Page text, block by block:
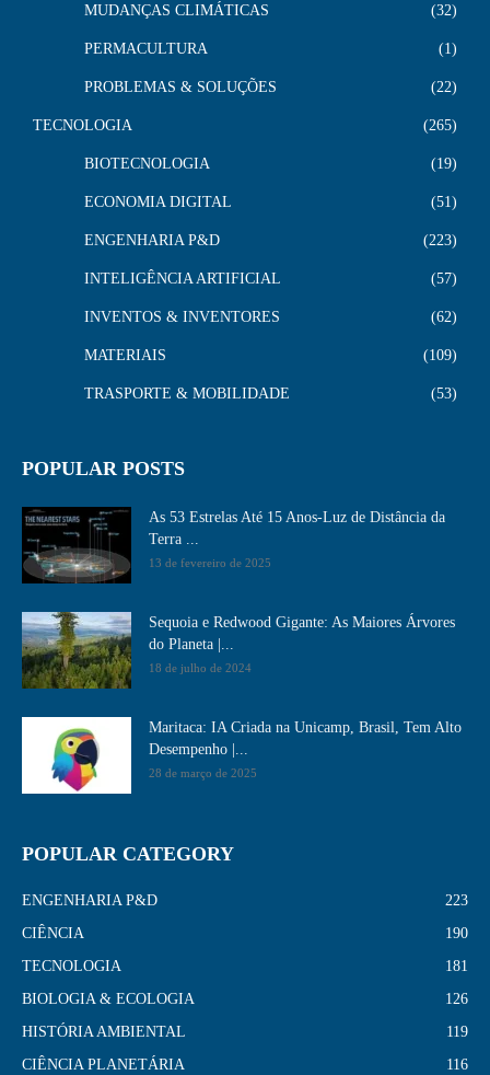
MUDANÇAS CLIMÁTICAS 32
PERMACULTURA 1
PROBLEMAS & SOLUÇÕES 22
TECNOLOGIA 265
BIOTECNOLOGIA 19
ECONOMIA DIGITAL 51
ENGENHARIA P&D 223
INTELIGÊNCIA ARTIFICIAL 57
INVENTOS & INVENTORES 62
MATERIAIS 109
TRASPORTE & MOBILIDADE 53
POPULAR POSTS
As 53 Estrelas Até 15 Anos-Luz de Distância da
Terra ...
13 de fevereiro de 2025
Sequoia e Redwood Gigante: As Maiores Árvores
do Planeta |...
18 de julho de 2024
Maritaca: IA Criada na Unicamp, Brasil, Tem Alto
Desempenho​ |...
28 de março de 2025
POPULAR CATEGORY
ENGENHARIA P&D
223
CIÊNCIA
190
TECNOLOGIA
181
BIOLOGIA & ECOLOGIA
126
HISTÓRIA AMBIENTAL
119
CIÊNCIA PLANETÁRIA
116